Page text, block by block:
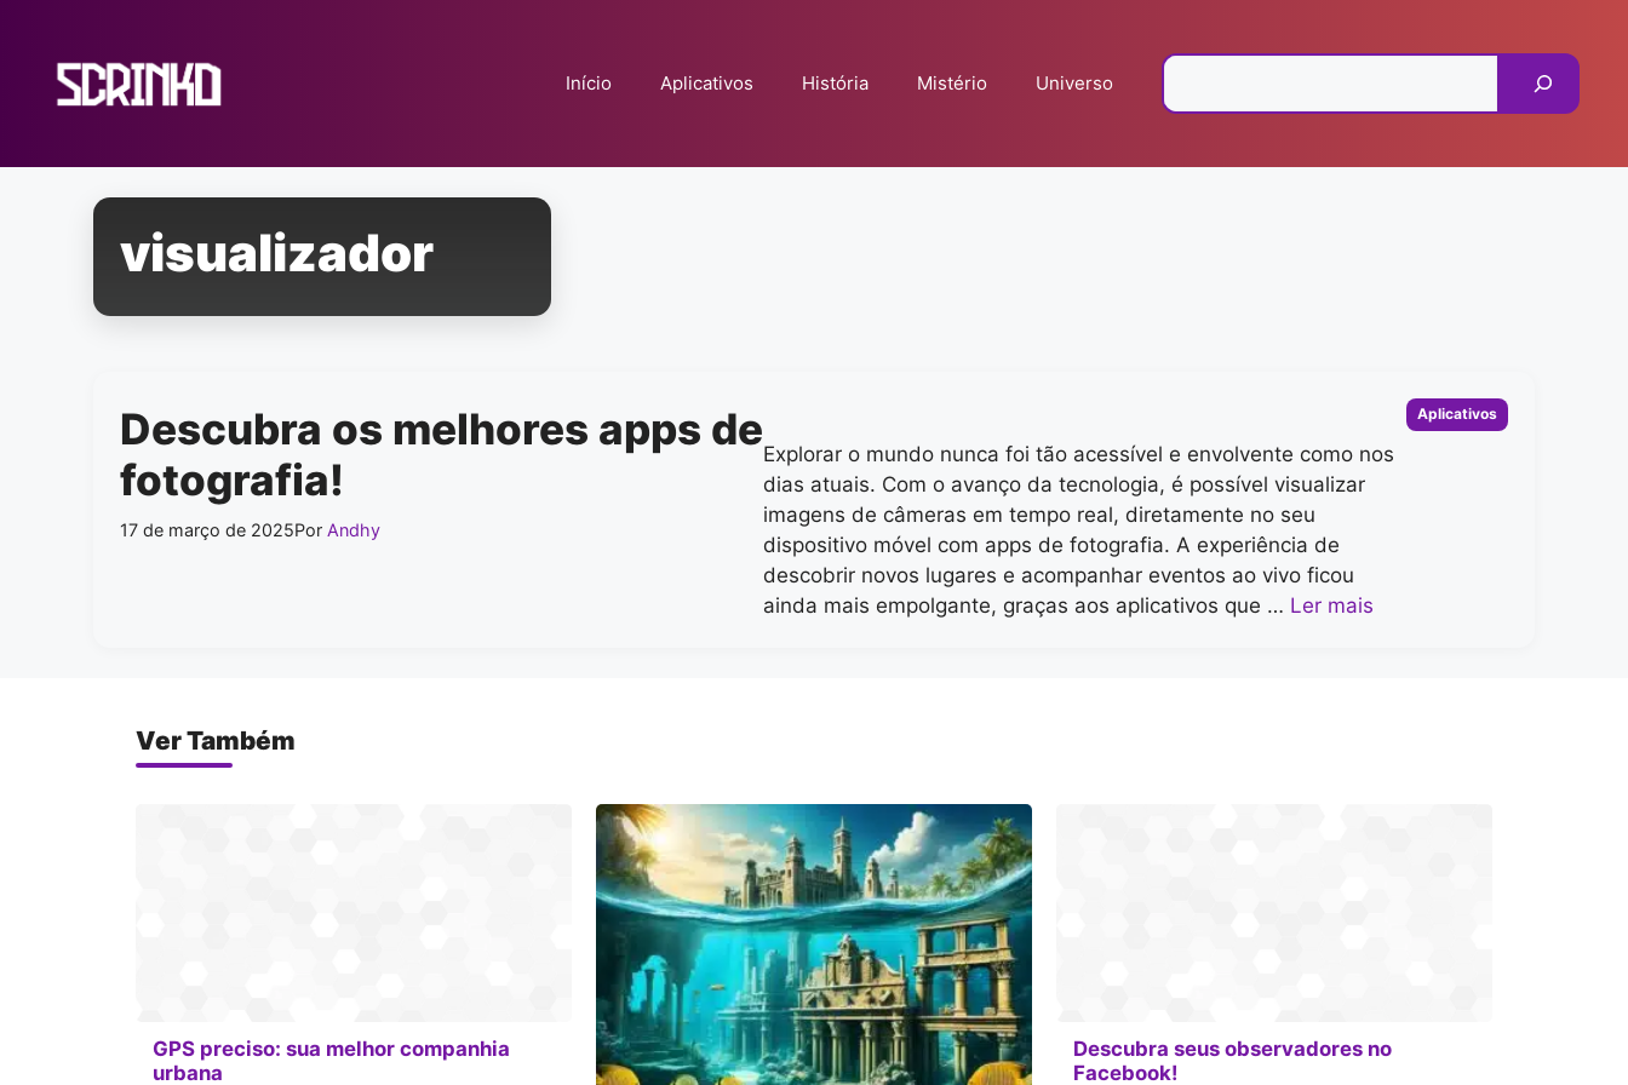
conteúdo
Início Aplicativos História Mistério Universo
visualizador
Descubra os melhores apps de
fotografia!
17 de março de 2025Por Andhy
Explorar o mundo nunca foi tão acessível e envolvente como nos
dias atuais. Com o avanço da tecnologia, é possível visualizar
imagens de câmeras em tempo real, diretamente no seu
dispositivo móvel com apps de fotografia. A experiência de
descobrir novos lugares e acompanhar eventos ao vivo ficou
ainda mais empolgante, graças aos aplicativos que … Ler mais
Categorias
Aplicativos
Ver Também
GPS preciso: sua melhor companhia
urbana
Descubra seus observadores no
Facebook!